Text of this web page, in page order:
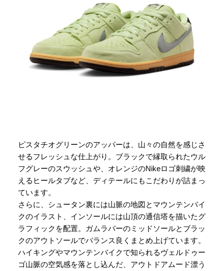
ピスタチオグリーンのアッパーは、山々の自然を感じさ
せるフレッシュな仕上がり。ブラックで縁取られたウル
フグレーのスウッシュや、オレンジのNikeロゴ刺繍が映
えるヒールタブなど、ディテールにもこだわりが詰まっ
ています。
さらに、シュータン裏には山脈の地図とマウンテンバイ
クのイラスト、インソールには山頂の通信塔を描いたグ
ラフィックを配置。ガムラバーのミッドソールとブラッ
クのアウトソールでバランス良くまとめ上げています。
ハイキングやマウンテンバイクで知られるヴェルドゥー
ゴ山脈の空気感を落とし込んだ、アウトドアムード漂う